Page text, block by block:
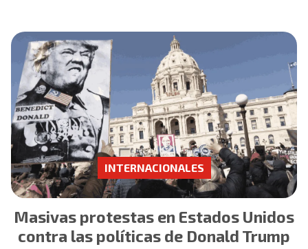
Masivas protestas en Estados Unidos
contra las políticas de Donald Trump
INTERNACIONALES